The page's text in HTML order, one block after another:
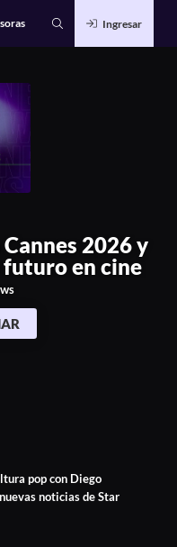
Ingresar
2026 y
futuro en cine
2026 y Star Wars
pop con Diego
noticias de Star